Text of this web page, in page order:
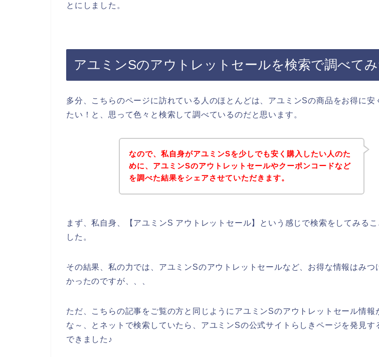
とにしました。
アユミンSのアウトレットセールを検索で調べてみ
多分、こちらのページに訪れている人のほとんどは、アユミンSの商品をお得に安
たい！と、思って色々と検索して調べているのだと思います。
なので、私自身がアユミンSを少しでも安く購入したい人のた
めに、アユミンSのアウトレットセールやクーポンコードなど
を調べた結果をシェアさせていただきます。
まず、私自身、【アユミンS アウトレットセール】という感じで検索をしてみるこ
した。
その結果、私の力では、アユミンSのアウトレットセールなど、お得な情報はみつ
かったのですが、、、
ただ、こちらの記事をご覧の方と同じようにアユミンSのアウトレットセール情報
な～、とネットで検索していたら、アユミンSの公式サイトらしきページを発見す
できました♪